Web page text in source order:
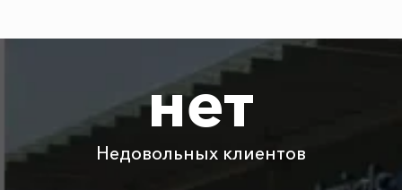
3275 ₽ 6550 ₽ 9825 ₽ 13100 ₽
350 ₽ 400 ₽
5780 ₽
нет
Недовольных клиентов